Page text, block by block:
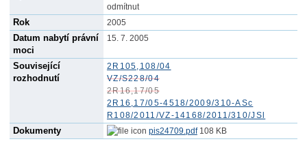
odmítnut
Rok 2005
Datum nabytí právní
moci
15. 7. 2005
Související
rozhodnutí
2R105,108/04
VZ/S228/04
2R16,17/05
2R16,17/05-4518/2009/310-ASc
R108/2011/VZ-14168/2011/310/JSl
Dokumenty pis24709.pdf108 KB